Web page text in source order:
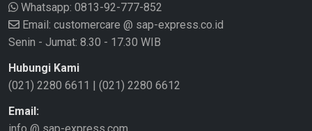
Whatsapp: 0813-92-777-852
Email: customercare @ sap-express.co.id
Senin - Jumat: 8.30 - 17.30 WIB
Hubungi Kami
(021) 2280 6611
(021) 2280 6612
Email: